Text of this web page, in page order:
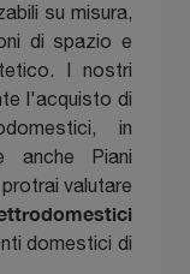
su misura,
di spazio e
I nostri
l'acquisto di
in
anche Piani
valutare
domestici di